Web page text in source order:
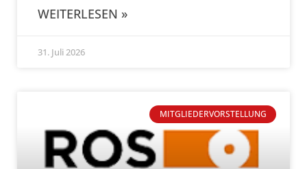
WEITERLESEN »
31. Juli 2026
MITGLIEDERVORSTELLUNG